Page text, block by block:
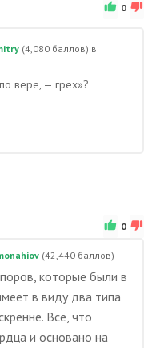
0
(4,080 баллов) в
вере, — грех»?
0
(42,440 баллов)
которые были в
в виду два типа
Всё, что
и основано на